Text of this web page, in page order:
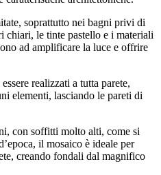
soprattutto nei bagni privi di
chiari, le tinte pastello e i materiali
ad amplificare la luce e offrire
realizzati a tutta parete,
elementi, lasciando le pareti di
con soffitti molto alti, come si
il mosaico è ideale per
creando fondali dal magnifico